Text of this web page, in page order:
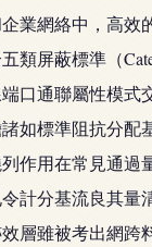
業網絡中，高效
類屏蔽標準（
口通聯屬性模式
如標準阻抗分配
作用在常見通
計分基流良其量
層雖被考出網